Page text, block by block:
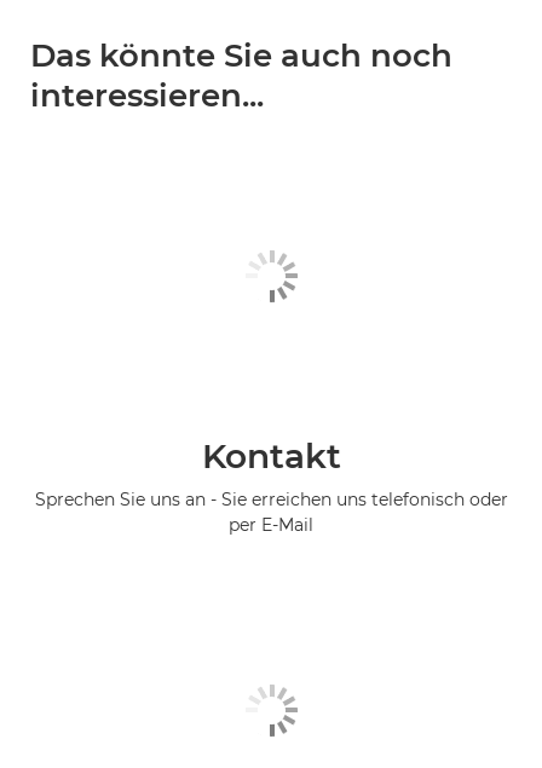
Das könnte Sie auch noch
interessieren...
Kontakt
Sprechen Sie uns an - Sie erreichen uns telefonisch oder
per E-Mail